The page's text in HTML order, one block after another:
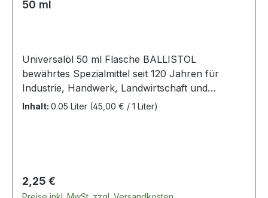
50 ml
Universalöl 50 ml Flasche BALLISTOL
bewährtes Spezialmittel seit 120 Jahren für
Industrie, Handwerk, Landwirtschaft und
Haushalt · pflegt, schützt und schmiert alle
ungeeignete Öle, neutralisiert schwache Säuren ·
Inhalt: 0.05 Liter (45,00 € / 1 Liter)
Regulärer Preis:
2,25 €